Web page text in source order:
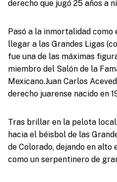
derecho que jugó 25 años a
Pasó a la inmortalidad como
llegar a las Grandes Ligas
fue una de las máximas
miembro del ⁠Salón de la
Mexicano.Juan Carlos
derecho juarense nacido en
Tras brillar en la pelota
hacia el béisbol de las
de Colorado, dejando en
como un serpentinero de